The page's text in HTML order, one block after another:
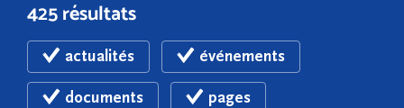
425 résultats
actualités événements
documents pages